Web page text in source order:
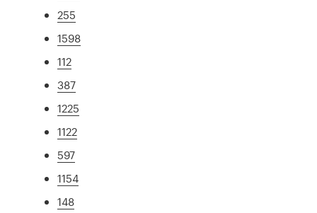
255
1598
112
387
1225
1122
597
1154
148